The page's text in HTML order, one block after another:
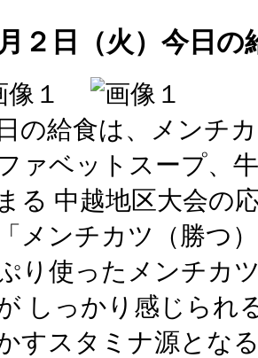
２日（火）今日の
の給食は、メンチ
ァベットスープ、
る 中越地区大会の
メンチカツ（勝つ
り使ったメンチカ
しっかり感じられ
すスタミナ源とな